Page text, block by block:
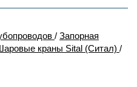
/ Запорная
краны Sital (Ситал) /